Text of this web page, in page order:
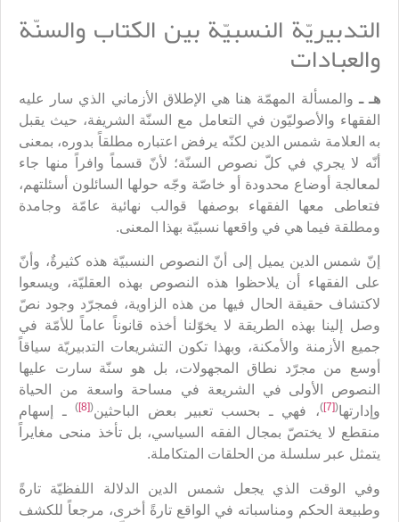
التدبيريّة النسبيّة بين الكتاب والسنّة
والعبادات
هـ ـ والمسألة المهمّة هنا هي الإطلاق الأزماني الذي سار عليه
الفقهاء والأصوليّون في التعامل مع السنّة الشريفة، حيث يقبل
به العلامة شمس الدين لكنّه يرفض اعتباره مطلقاً بدوره، بمعنى
أنّه لا يجري في كلّ نصوص السنّة؛ لأنّ قسماً وافراً منها جاء
لمعالجة أوضاع محدودة أو خاصّة وجّه حولها السائلون أسئلتهم،
فتعاطى معها الفقهاء بوصفها قوالب نهائية عامّة وجامدة
ومطلقة فيما هي في واقعها نسبيّة بهذا المعنى.
إنّ شمس الدين يميل إلى أنّ النصوص النسبيّة هذه كثيرةٌ، وأنّ
على الفقهاء أن يلاحظوا هذه النصوص بهذه العقليّة، ويسعوا
لاكتشاف حقيقة الحال فيها من هذه الزاوية، فمجرّد وجود نصّ
وصل إلينا بهذه الطريقة لا يخوّلنا أخذه قانوناً عاماً للأمّة في
جميع الأزمنة والأمكنة، وبهذا تكون التشريعات التدبيريّة سياقاً
أوسع من مجرّد نطاق المجهولات، بل هو سنّة سارت عليها
النصوص الأولى في الشريعة في مساحة واسعة من الحياة
وإدارتها(
[7]
)، فهي ـ بحسب تعبير بعض الباحثين(
[8]
)ـ إسهام
منقطع لا يختصّ بمجال الفقه السياسي، بل تأخذ منحى مغايراً
يتمثل عبر سلسلة من الحلقات المتكاملة.
وفي الوقت الذي يجعل شمس الدين الدلالة اللفظيّة تارةً
وطبيعة الحكم ومناسباته في الواقع تارةً أخرى، مرجعاً للكشف